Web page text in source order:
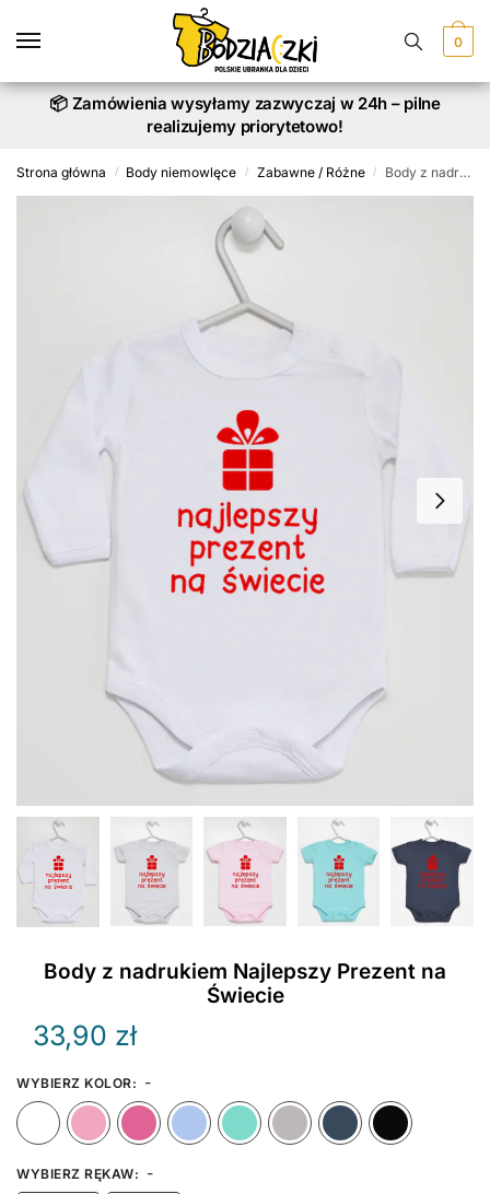
0
📦 Zamówienia wysyłamy zazwyczaj w 24h – pilne
realizujemy priorytetowo!
Strona główna / Body niemowlęce / Zabawne / Różne / Body z nadrukiem Najlepszy Prezent na Świecie
Body z nadrukiem Najlepszy Prezent na
Świecie
33,90 zł
WYBIERZ KOLOR: -
Biały
Różowy Ciemny Różowy
Błękitny MiętowySzary
WYBIERZ RĘKAW: -